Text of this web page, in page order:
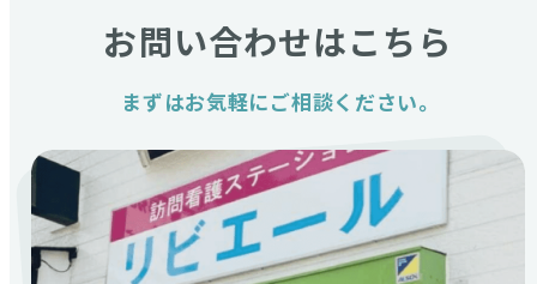
お問い合わせはこちら
まずはお気軽にご相談ください。